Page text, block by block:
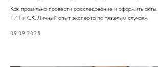
Как правильно провести расследование и оформить
ГИТ и СК. Личный опыт эксперта по тяжелым случаям
09.09.2025